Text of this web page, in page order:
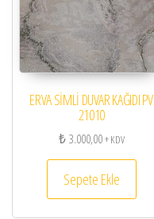
ERVA SİMLİ DUVAR KAĞIDI PV
21010
₺3.000,00+ KDV
Sepete Ekle